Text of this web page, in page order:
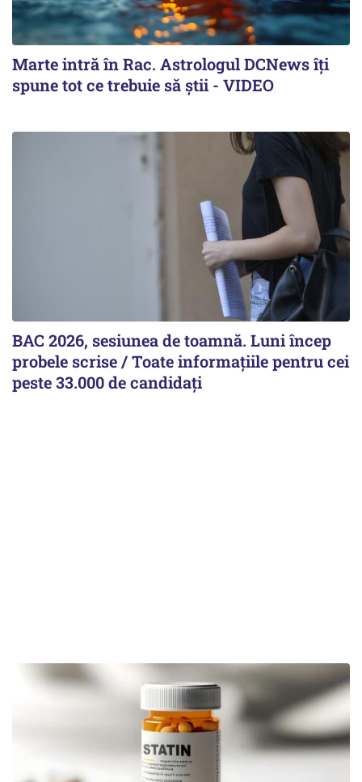
Marte intră în Rac. Astrologul DCNews îți
spune tot ce trebuie să știi - VIDEO
BAC 2026, sesiunea de toamnă. Luni încep
probele scrise / Toate informațiile pentru cei
peste 33.000 de candidați